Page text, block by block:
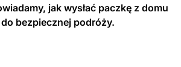
jak wysłać paczkę z domu
bezpiecznej podróży.